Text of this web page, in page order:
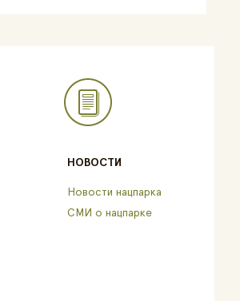
НОВОСТИ
Новости нацпарка
СМИ о нацпарке